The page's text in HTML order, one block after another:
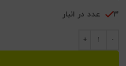
3 عدد در انبار